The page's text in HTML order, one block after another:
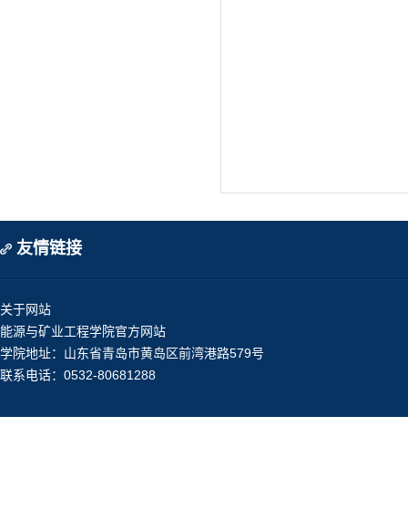
友情链接
关于网站
能源与矿业工程学院官方网站
学院地址：山东省青岛市黄岛区前湾港路579号
联系电话：0532-80681288